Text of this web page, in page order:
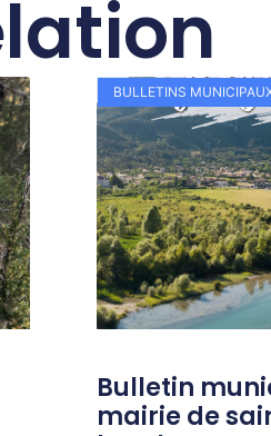
BULLETINS
Bulletin
mairie de